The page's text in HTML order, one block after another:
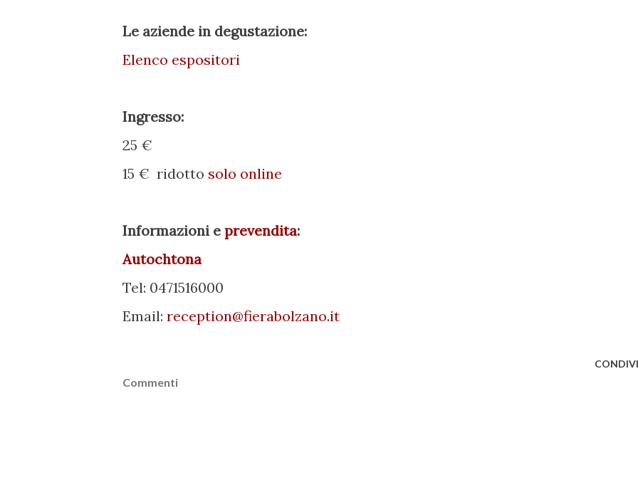
Le aziende in degustazione:
Elenco espositori
Ingresso:
25 €
15 € ridotto solo online
Informazioni e prevendita:
Autochtona
Tel: 0471516000
Email: reception@fierabolzano.it
Commenti